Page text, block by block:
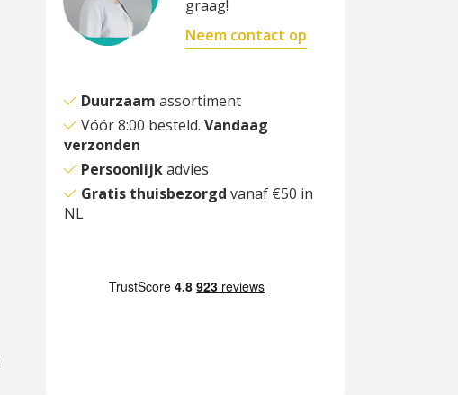
graag!
Neem contact op
Duurzaam assortiment
Vóór 8:00 besteld. Vandaag
verzonden
Persoonlijkadvies
Gratis thuisbezorgd vanaf €50 in
NL